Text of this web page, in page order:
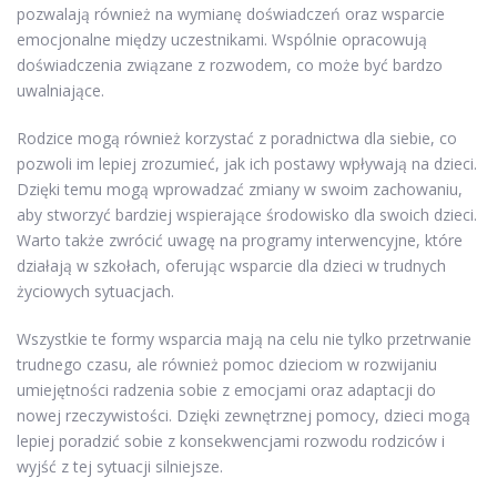
pozwalają również na wymianę doświadczeń oraz wsparcie
emocjonalne między uczestnikami. Wspólnie opracowują
doświadczenia związane z rozwodem, co może być bardzo
uwalniające.
Rodzice mogą również korzystać z poradnictwa dla siebie, co
pozwoli im lepiej zrozumieć, jak ich postawy wpływają na dzieci.
Dzięki temu mogą wprowadzać zmiany w swoim zachowaniu,
aby stworzyć bardziej wspierające środowisko dla swoich dzieci.
Warto także zwrócić uwagę na programy interwencyjne, które
działają w szkołach, oferując wsparcie dla dzieci w trudnych
życiowych sytuacjach.
Wszystkie te formy wsparcia mają na celu nie tylko przetrwanie
trudnego czasu, ale również pomoc dzieciom w rozwijaniu
umiejętności radzenia sobie z emocjami oraz adaptacji do
nowej rzeczywistości. Dzięki zewnętrznej pomocy, dzieci mogą
lepiej poradzić sobie z konsekwencjami rozwodu rodziców i
wyjść z tej sytuacji silniejsze.